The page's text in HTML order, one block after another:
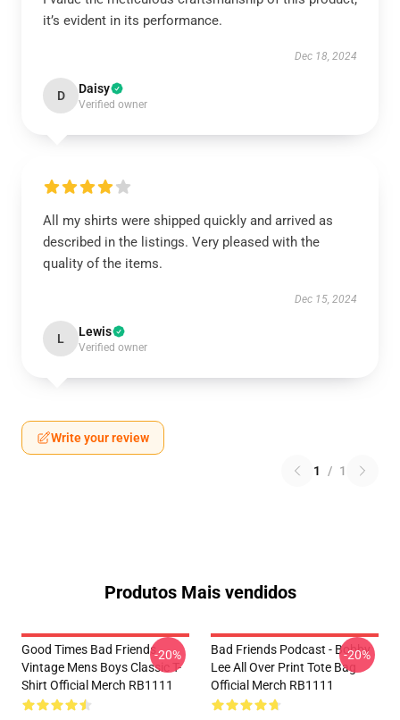
it’s evident in its performance.
Dec 18, 2024
D Daisy
Verified owner
All my shirts were shipped quickly and arrived as
described in the listings. Very pleased with the
quality of the items.
Dec 15, 2024
L Lewis
Verified owner
Write your review
1 / 1
Produtos Mais vendidos
Good Times Bad Friends
Vintage Mens Boys Classic T-
Shirt Official Merch RB1111
-20%
Bad Friends Podcast - Bobby
Lee All Over Print Tote Bag
Official Merch RB1111
-20%